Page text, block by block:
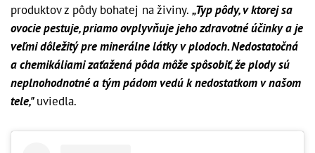
produktov z pôdy bohatej na živiny. „Typ pôdy, v ktorej sa
ovocie pestuje, priamo ovplyvňuje jeho zdravotné účinky a je
veľmi dôležitý pre minerálne látky v plodoch. Nedostatočná
a chemikáliami zaťažená pôda môže spôsobiť, že plody sú
neplnohodnotné a tým pádom vedú k nedostatkom v našom
tele,"uviedla.